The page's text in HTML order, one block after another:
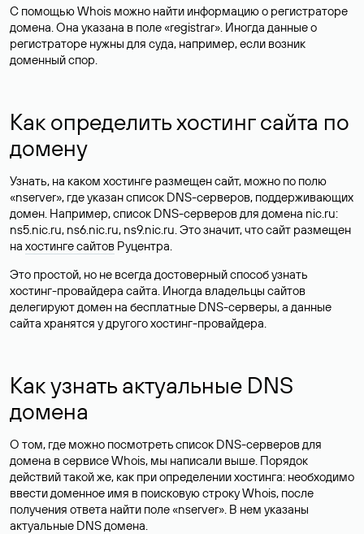
С помощью Whois можно найти информацию о регистраторе
домена. Она указана в поле «registrar». Иногда данные о
регистраторе нужны для суда, например, если возник
доменный спор.
Как определить хостинг сайта по
домену
Узнать, на каком хостинге размещен сайт, можно по полю
«nserver», где указан список DNS-серверов, поддерживающих
домен. Например, список DNS-серверов для домена nic.ru:
ns5.nic.ru, ns6.nic.ru, ns9.nic.ru. Это значит, что сайт размещен
на хостинге сайтов Руцентра.
Это простой, но не всегда достоверный способ узнать
хостинг-провайдера сайта. Иногда владельцы сайтов
делегируют домен на бесплатные DNS-серверы, а данные
сайта хранятся у другого хостинг-провайдера.
Как узнать актуальные DNS
домена
О том, где можно посмотреть список DNS-серверов для
домена в сервисе Whois, мы написали выше. Порядок
действий такой же, как при определении хостинга: необходимо
ввести доменное имя в поисковую строку Whois, после
получения ответа найти поле «nserver». В нем указаны
актуальные DNS домена.